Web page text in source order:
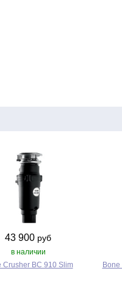
43 900 руб
в наличии
Crusher BC 910 Slim
Bone